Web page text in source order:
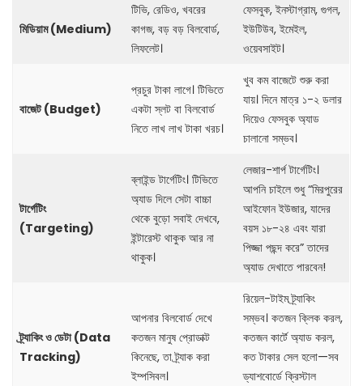
মিডিয়াম (Medium)
টিভি, রেডিও, খবরের
কাগজ, বড় বড় বিলবোর্ড,
লিফলেট।
ফেসবুক, ইনস্টাগ্রাম, গুগল,
ইউটিউব, ইমেইল,
ওয়েবসাইট।
বাজেট (Budget)
প্রচুর টাকা লাগে। টিভিতে
একটা স্লট বা বিলবোর্ড
নিতে লাখ লাখ টাকা খরচ।
খুব কম বাজেটে শুরু করা
যায়। দিনে মাত্র ১-২ ডলার
দিয়েও ফেসবুক অ্যাড
চালানো সম্ভব।
টার্গেটিং
(Targeting)
ব্লাইন্ড টার্গেটিং। টিভিতে
অ্যাড দিলে সেটা বাচ্চা
থেকে বুড়ো সবাই দেখবে,
ইন্টারেস্ট থাকুক আর না
থাকুক।
লেজার-শার্প টার্গেটিং।
আপনি চাইলে শুধু “মিরপুরের
আইফোন ইউজার, যাদের
বয়স ১৮-২৪ এবং যারা
পিজ্জা পছন্দ করে” তাদের
অ্যাড দেখাতে পারবেন!
ট্র্যাকিং ও ডেটা (Data
Tracking)
আপনার বিলবোর্ড দেখে
কতজন মানুষ প্রোডাক্ট
কিনেছে, তা ট্র্যাক করা
ইম্পসিবল।
রিয়েল-টাইম ট্র্যাকিং
সম্ভব। কতজন ক্লিক করল,
কতজন কার্টে অ্যাড করল,
কত টাকার সেল হলো—সব
ড্যাশবোর্ডে ক্রিস্টাল